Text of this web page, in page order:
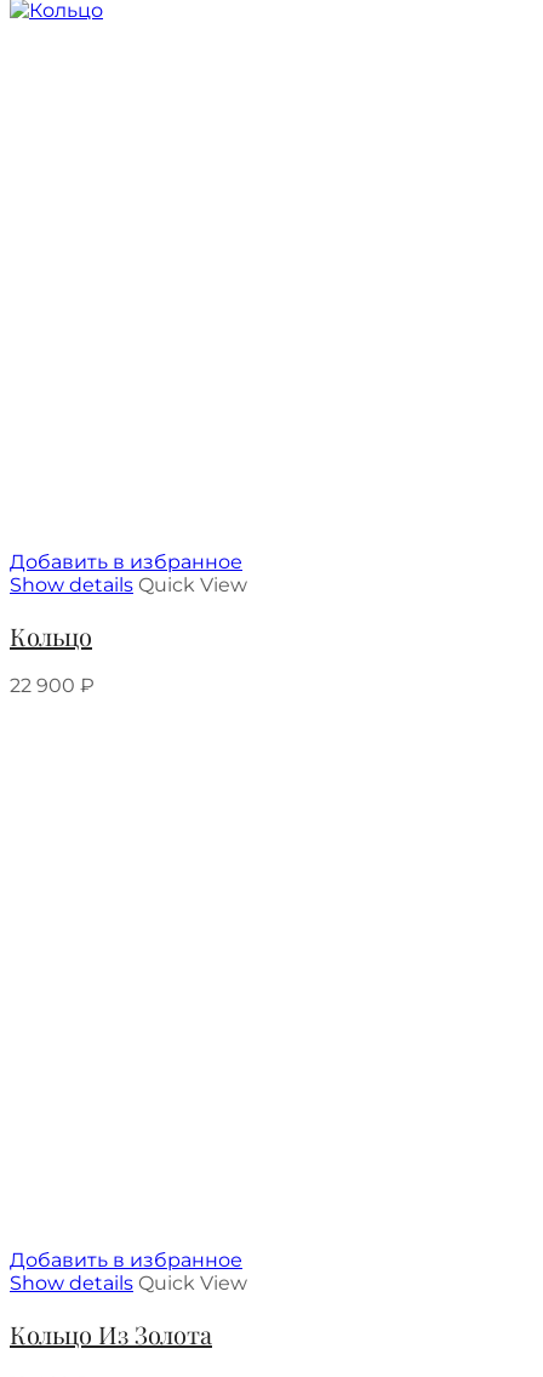
Добавить в избранное
Show details Quick View
Кольцо
22 900 ₽
Добавить в избранное
Show details Quick View
Кольцо Из Золота